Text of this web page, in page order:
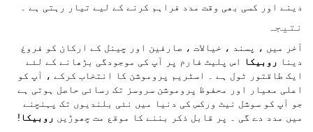
دینے اور کسی بھی وقت مدد فراہم کرنے کے لیے تیار رہتی ہے ۔
نتیجہ
آخر میں ، پسند ، خیالات ، صارفین اور چینل کے ارکان کو فروغ
دینا روبیکا
اس پلیٹ فارم پر آپ کی موجودگی بڑھانے کے لئے
ایک طاقتور ٹول ہے ۔ اسٹریم پروموشن کا انتخاب کرکے ، آپ کو
اعلی معیار اور محفوظ پروموشن سروسز تک رسائی حاصل ہوتی ہے
جو آپ کو سوشل نیٹ ورکس کی دنیا میں نئی بلندیوں تک پہنچنے
میں مدد دے گی ۔ پر قابل ذکر بننے کا موقع مت چھوڑیں روبیکا !